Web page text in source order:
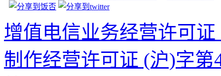
增值电信业务经营许可证
制作经营许可证 (沪)字第